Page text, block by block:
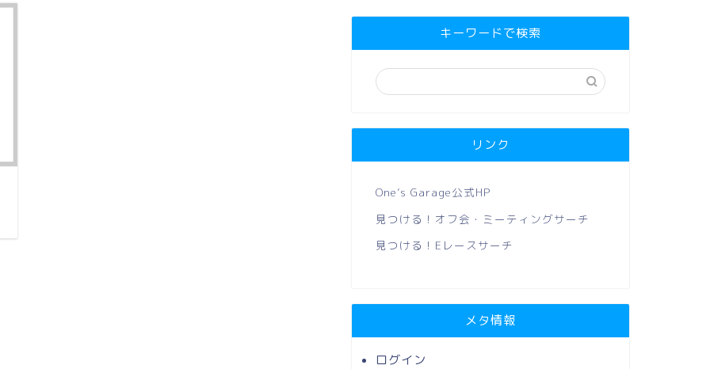
キーワードで検索
リンク
One’s Garage公式HP
見つける！オフ会・ミーティングサーチ
見つける！Eレースサーチ
メタ情報
ログイン